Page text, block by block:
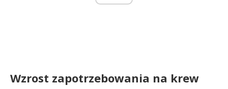
Wzrost zapotrzebowania na krew